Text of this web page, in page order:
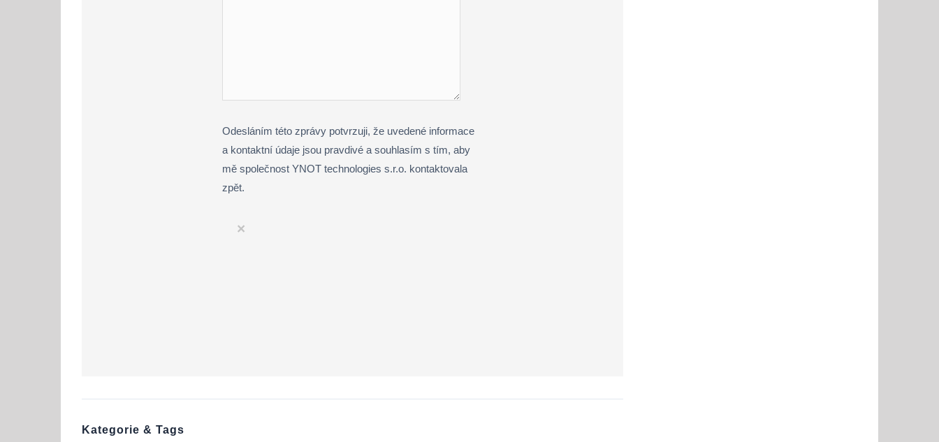
Odesláním této zprávy potvrzuji, že uvedené informace
a kontaktní údaje jsou pravdivé a souhlasím s tím, aby
mě společnost YNOT technologies s.r.o. kontaktovala
zpět.
×
Kategorie & Tags